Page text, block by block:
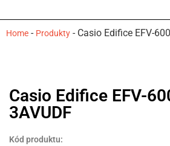
Home - Produkty - Casio Edifice EFV-
Casio Edifice EFV-
3AVUDF
Kód produktu: